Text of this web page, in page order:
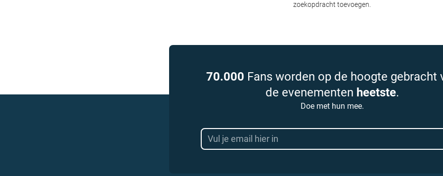
zoekopdracht toevoegen.
70.000 Fans worden op de hoogte gebracht
de evenementen heetste.
Doe met hun mee.